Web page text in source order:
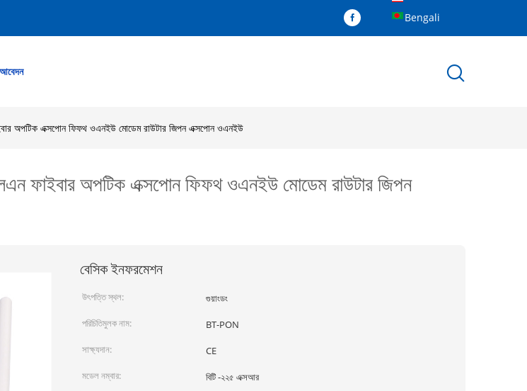
Bengali
অপটিক এক্সপোন ফিফথ ওএনইউ মোডেম রাউটার জিপন এক্সপোন ওএনইউ
ফাইবার অপটিক এক্সপোন ফিফথ ওএনইউ মোডেম রাউটার জিপন
বেসিক ইনফরমেশন
উৎপত্তি স্থল:
গুয়াংডং
পরিচিতিমুলক নাম:
BT-PON
সাক্ষ্যদান:
CE
মডেল নম্বার:
বিটি -২২৫ এক্সআর